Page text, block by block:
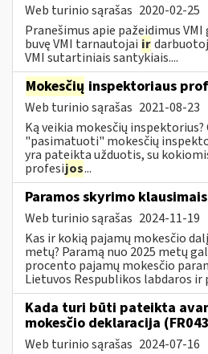
Web turinio sąrašas 2020-02-25
Pranešimus apie pažeidimus
buvę VMI tarnautojai ir
VMI sutartiniais santykiais....
Mokesčių inspektoriaus
Web turinio sąrašas 2021-08-23
Ką veikia mokesčių
"pasimatuoti" mokesčių
yra pateikta užduotis, su
profesijos...
Paramos skyrimo klausimais
Web turinio sąrašas 2024-11-19
Kas ir kokią pajamų mokesčio
metų? Paramą nuo 2025 metų
procento pajamų mokesčio
Lietuvos Respublikos labdaros ir
Kada turi būti pateikta
mokesčio deklaracija
Web turinio sąrašas 2024-07-16